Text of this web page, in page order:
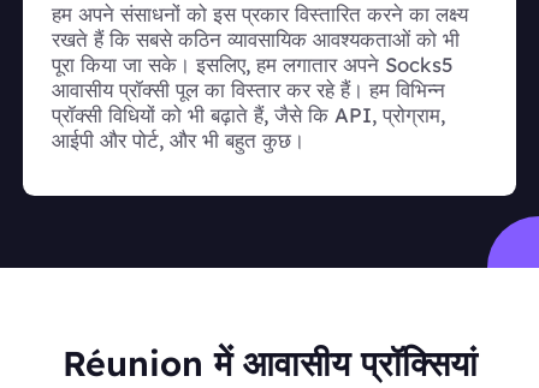
हम अपने संसाधनों को इस प्रकार विस्तारित करने का लक्ष्य
रखते हैं कि सबसे कठिन व्यावसायिक आवश्यकताओं को भी
पूरा किया जा सके। इसलिए, हम लगातार अपने Socks5
आवासीय प्रॉक्सी पूल का विस्तार कर रहे हैं। हम विभिन्न
प्रॉक्सी विधियों को भी बढ़ाते हैं, जैसे कि API, प्रोग्राम,
आईपी और पोर्ट, और भी बहुत कुछ।
Réunion में आवासीय प्रॉक्सियां